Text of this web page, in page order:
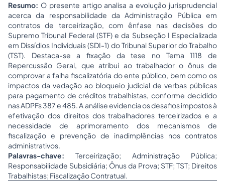
Resumo: O presente artigo analisa a evolução jurisprudencial
acerca da responsabilidade da Administração Pública em
contratos de terceirização, com ênfase nas decisões do
Supremo Tribunal Federal (STF) e da Subseção I Especializada
em Dissídios Individuais (SDI-1) do Tribunal Superior do Trabalho
(TST). Destaca-se a fixação da tese no Tema 1118 de
Repercussão Geral, que atribui ao trabalhador o ônus de
comprovar a falha fiscalizatória do ente público, bem como os
impactos da vedação ao bloqueio judicial de verbas públicas
para pagamento de créditos trabalhistas, conforme decidido
nas ADPFs 387 e 485. A análise evidencia os desafios impostos à
efetivação dos direitos dos trabalhadores terceirizados e a
necessidade de aprimoramento dos mecanismos de
fiscalização e prevenção de inadimplências nos contratos
administrativos.
Palavras-chave: Terceirização; Administração Pública;
Responsabilidade Subsidiária; Ônus da Prova; STF; TST; Direitos
Trabalhistas; Fiscalização Contratual.